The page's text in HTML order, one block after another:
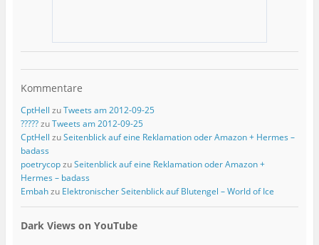
Kommentare
CptHell zuTweets am 2012-09-25
?????zuTweets am 2012-09-25
CptHell zuSeitenblick auf eine Reklamation oder Amazon + Hermes –
badass
poetrycopzuSeitenblick auf eine Reklamation oder Amazon +
Hermes – badass
Embahzu Elektronischer Seitenblick auf Blutengel – World of Ice
Dark Views on YouTube